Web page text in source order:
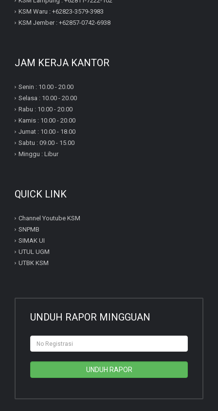
KSM Waru : +62823-3579-3983
KSM Jember : +62857-0742-6938
JAM KERJA KANTOR
Senin : 10.00 - 20.00
Selasa : 10.00 - 20.00
Rabu : 10.00 - 20.00
Kamis : 10.00 - 20.00
Jumat : 10.00 - 18.00
Sabtu : 09.00 - 15.00
Minggu : Libur
QUICK LINK
Channel Youtube KSM
SNPMB
SIMAK UI
UTUL UGM
UTBK KSM
UNDUH RAPOR MINGGUAN
UNDUH RAPOR